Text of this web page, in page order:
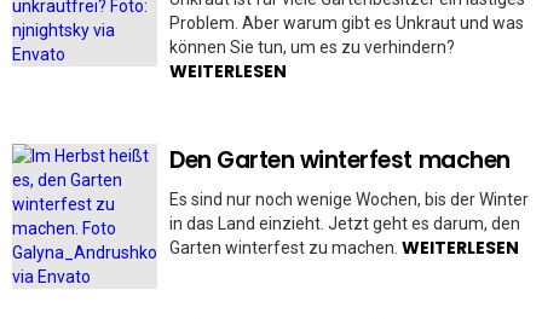
Problem. Aber warum gibt es Unkraut und was
können Sie tun, um es zu verhindern?
WEITERLESEN
Den Garten winterfest machen
Es sind nur noch wenige Wochen, bis der Winter
in das Land einzieht. Jetzt geht es darum, den
Garten winterfest zu machen. WEITERLESEN